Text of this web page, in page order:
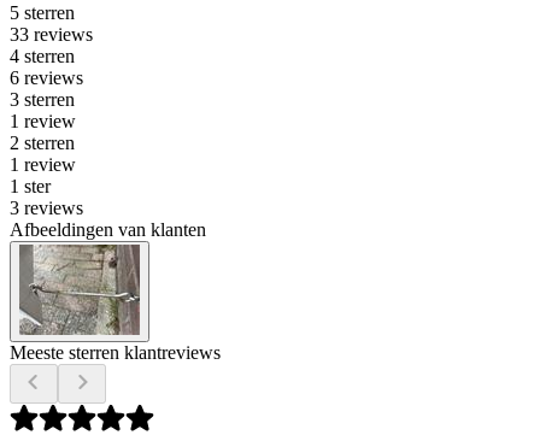
5 sterren
33 reviews
4 sterren
6 reviews
3 sterren
1 review
2 sterren
1 review
1 ster
3 reviews
Afbeeldingen van klanten
Meeste sterren klantreviews